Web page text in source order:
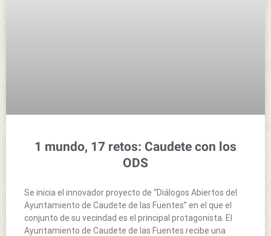
1 mundo, 17 retos: Caudete con los
ODS
Se inicia el innovador proyecto de “Diálogos Abiertos del
Ayuntamiento de Caudete de las Fuentes” en el que el
conjunto de su vecindad es el principal protagonista. El
Ayuntamiento de Caudete de las Fuentes recibe una